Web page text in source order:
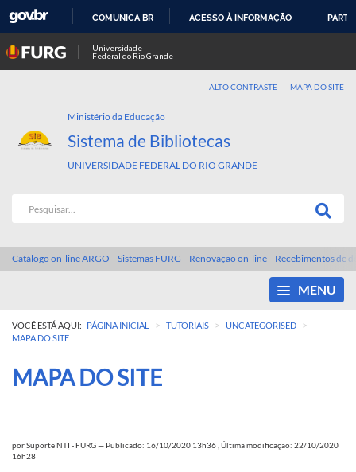
COMUNICA BR ACESSO À INFORMAÇÃO
Universidade
Federal do Rio Grande
ALTO CONTRASTE MAPA DO SITE
Ministério da Educação
Sistema de Bibliotecas
UNIVERSIDADE FEDERAL DO RIO GRANDE
Catálogo on-line ARGO Sistemas FURG Renovação on-line Recebimentos de
MENU
VOCÊ ESTÁ AQUI: PÁGINA INICIAL > TUTORIAIS > UNCATEGORISED >
MAPA DO SITE
MAPA DO SITE
porSuporte NTI - FURG— Publicado: 16/10/2020 13h36 Última modificação: 22/10/2020
16h28